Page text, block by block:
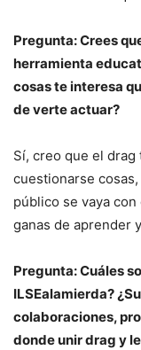
Pregunta: Crees
herramienta
cosas te interesa
de verte actuar?
Sí, creo que el
cuestionarse
público se vaya
ganas de aprender
Pregunta: Cuáles
ILSEalamierda?
colaboraciones,
donde unir drag y